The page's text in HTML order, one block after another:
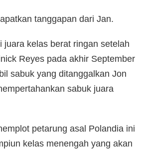
tanggapan dari Jan.
juara kelas berat ringan setelah
Reyes pada akhir September
sabuk yang ditanggalkan Jon
sabuk juara
petarung asal Polandia ini
kelas menengah yang akan